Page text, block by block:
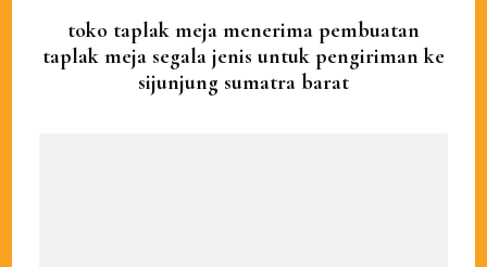
toko taplak meja menerima pembuatan
taplak meja segala jenis untuk pengiriman ke
sijunjung sumatra barat